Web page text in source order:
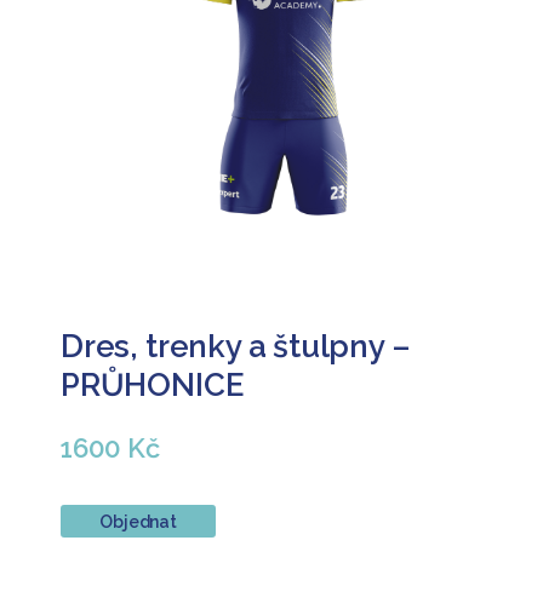
Dres, trenky a štulpny –
PRŮHONICE
1600 Kč
Objednat